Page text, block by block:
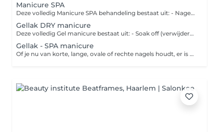
Manicure SPA
Deze volledig Manicure SPA behandeling bestaat uit: - Nagellak verwijderen (geen Gellak) - Nagels knippen en vijlen - Nagelbadje - Nagelriemen verzorgen - Exfoliant (Daily Skin Polisher) - Masker (Deep Dermal Transforming Wrap) - Massage - Nagel lakken - Nagelriem olie Voor alle Manicure SPA behandelingen (behalve Basic) geven wij voor alle heren 10% korting. Niet in combinatie met andere acties.
Gellak DRY manicure
Deze volledig Gel manicure bestaat uit: - Soak off (verwijderen van eerdere gellak) - Nagels knippen en vijlen - Nagelriemen verzorgen - Nagels lakken met gellak - Nagelriem olie - Masker (Deep Dermal Transforming Wrap) - Hand Lotion
Gellak - SPA manicure
Of je nu van korte, lange, ovale of rechte nagels houdt, er is een reden waarom manicures tegenwoordig een van de meest populaire schoonheidsbehandelingen voor vrouwen zijn. Een professionele manicure specialiste verzorgt je handen en nagels tot in de perfectie. Als je een manicure wilt die er prachtig uitziet en lang meegaat, dan is de Gellak manicure iets voor jou. Met honderden kleuren om uit te kiezen, geeft het de perfecte finishing touch aan elke outfit. Deze behandeling duurt langer dan een klassieke manicure, maar aangezien een Gellak-manicure tot twee weken aanhoudt, is dat het wachten meer dan waard.